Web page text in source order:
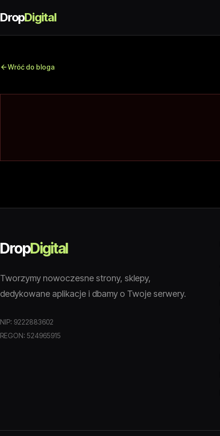
DropDigital
Wróć do bloga
DropDigital
Tworzymy nowoczesne strony, sklepy,
dedykowane aplikacje i dbamy o Twoje serwery.
NIP: 9222883602
REGON: 524965915